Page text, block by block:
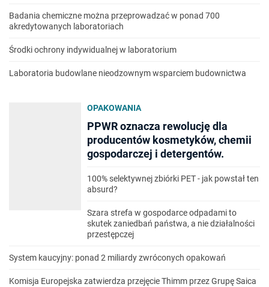
Badania chemiczne można przeprowadzać w ponad 700
akredytowanych laboratoriach
Środki ochrony indywidualnej w laboratorium
Laboratoria budowlane nieodzownym wsparciem budownictwa
OPAKOWANIA
PPWR oznacza rewolucję dla
producentów kosmetyków, chemii
gospodarczej i detergentów.
100% selektywnej zbiórki PET - jak powstał ten
absurd?
Szara strefa w gospodarce odpadami to
skutek zaniedbań państwa, a nie działalności
przestępczej
System kaucyjny: ponad 2 miliardy zwróconych opakowań
Komisja Europejska zatwierdza przejęcie Thimm przez Grupę Saica